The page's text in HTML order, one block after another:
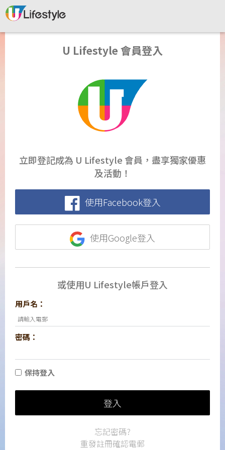
U Lifestyle 會員登入
立即登記成為 U Lifestyle 會員，盡享獨家優惠
及活動！
使用Facebook登入
使用Google登入
或使用U Lifestyle帳戶登入
用戶名：
密碼：
保持登入
登入
忘記密碼?
重發註冊確認電郵